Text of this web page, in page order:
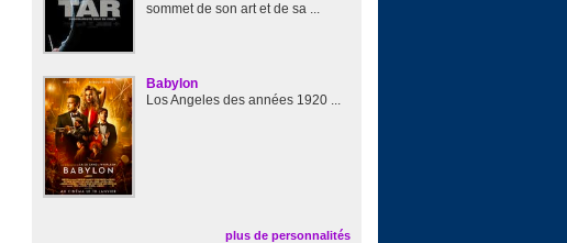
sommet de son art et de sa ...
Babylon
Los Angeles des années 1920 ...
plus de personnalités